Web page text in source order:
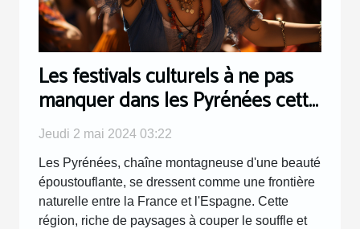
Les festivals culturels à ne pas
manquer dans les Pyrénées cette
année
Jeudi 2 mai 2024 03:22
Les Pyrénées, chaîne montagneuse d'une beauté
époustouflante, se dressent comme une frontière
naturelle entre la France et l'Espagne. Cette
région, riche de paysages à couper le souffle et